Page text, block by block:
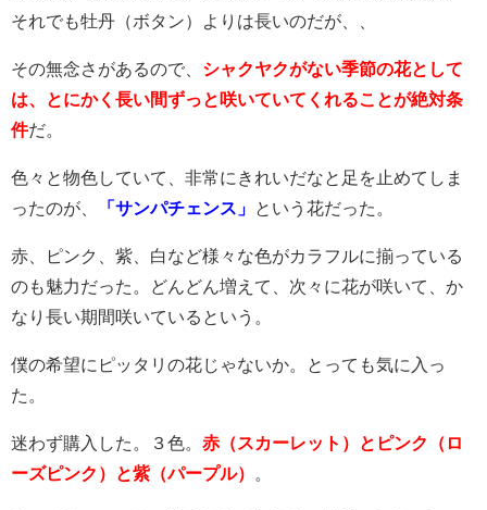
それでも牡丹（ボタン）よりは長いのだが、、
その無念さがあるので、 シャクヤクがない季節の花として
は、とにかく長い間ずっと咲いていてくれることが絶対条
件だ。
色々と物色していて、非常にきれいだなと足を止めてしま
ったのが、
「サンパチェンス」 という花だった。
赤、ピンク、紫、白など様々な色がカラフルに揃っている
のも魅力だった。どんどん増えて、次々に花が咲いて、か
なり長い期間咲いているという。
僕の希望にピッタリの花じゃないか。とっても気に入っ
た。
迷わず購入した。３色。 赤（スカーレット）とピンク（ロ
ーズピンク）と紫（パープル）